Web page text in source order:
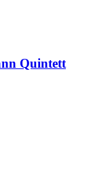
Quintett